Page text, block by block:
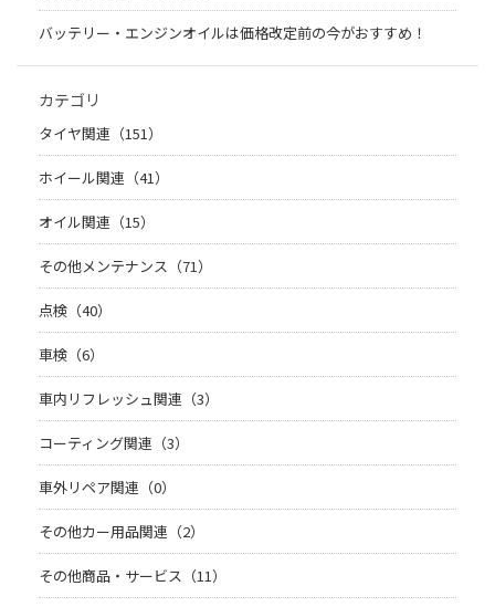
バッテリー・エンジンオイルは価格改定前の今がおすすめ！
カテゴリ
タイヤ関連（151）
ホイール関連（41）
オイル関連（15）
その他メンテナンス（71）
点検（40）
車検（6）
車内リフレッシュ関連（3）
コーティング関連（3）
車外リペア関連（0）
その他カー用品関連（2）
その他商品・サービス（11）